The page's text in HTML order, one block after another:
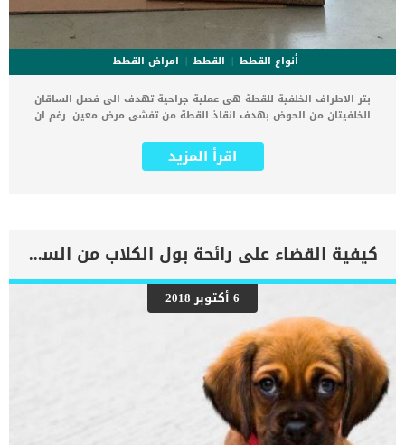
أنواع القطط القطط
امراض القطط
بتر الاطراف الخلفية للقطة هى عملية جراحية تهدف الى فصل الساقان
الخلفيتان من الحوض بهدف انقاذ القطة من تفشى مرض معين. رغم ان
يترددون فى اتخاذ قراره الا انه يعتبر الاقل مضاعفات عن الطرق العلاجية
الأخرى. لا تقلق بشأن الحالة النفسية للقطة الحيوانات غير البشر, يتمكنون
فقدان الطرف الخلفي. فى هذا المقال سوف نتعرف على إجراءات
عمليةبتر الاطراف الخلفية للقطة والوقت المستغرق للتعافى منها وكيف
تتعامل مع قطتك بعد الاصابة. إجراءات عملية بتر الأطراف الخلفية للقطة
هناك بعض الإجراءات التي يحددها الطبيب قبل ان يتخذ قرار بتر الاطراف
الخلفية للقطة مثل : تحاليل البول والدم للتأكد من الصحة العامة للقطة
وتحملها للتخدير الكلى.التأ:د من قوة عضلة القلب والرئتين.منع الطعام عن
القطة فى الليلة التى تسبق العملية. اقرأ ايضا: مخاطر تخدير القطط
والكلاب في العمليات الجراحية وعند البدء فى عملية البتر يسير الطبيب
على الخطوات التالية يقوم بحلاقة شعر القطة من عند الحوض […]
اقرأ المزيد
كيفية القضاء على رائحة بول الكلاب من السجاد والأثاث
6 أكتوبر 2018